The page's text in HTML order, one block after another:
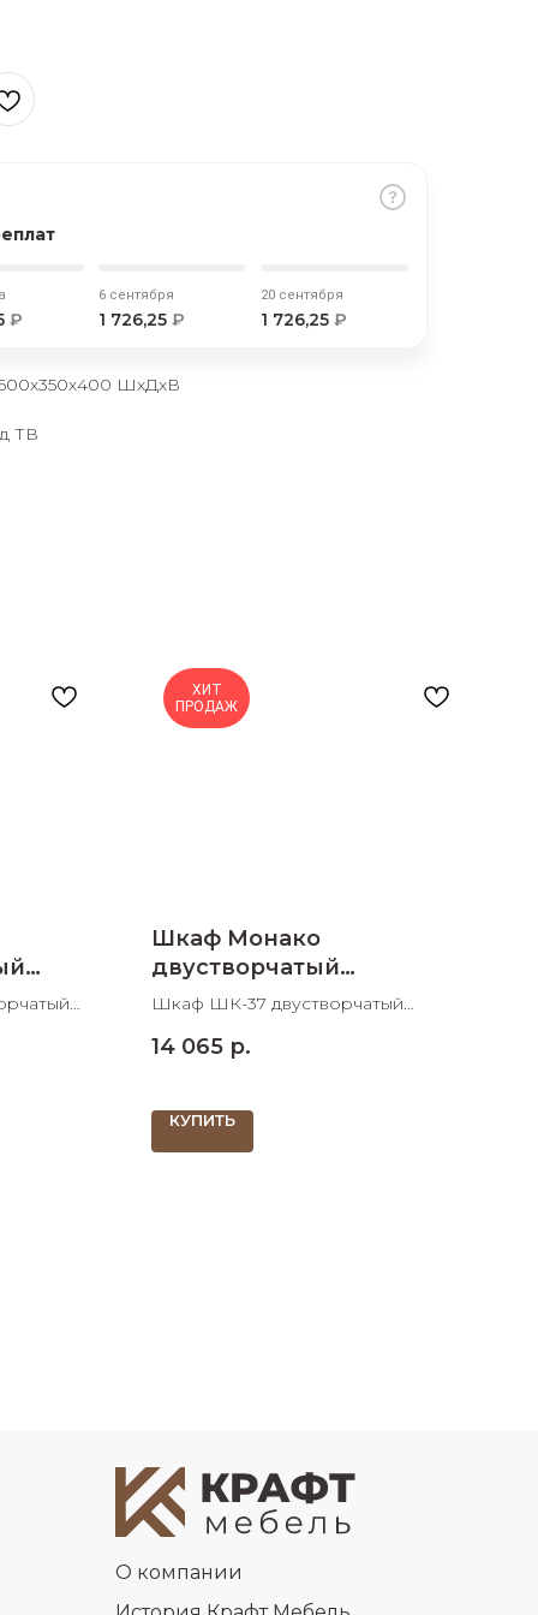
₽
6 сентября
1 726,25 ₽
20 сентября
1 726,25 ₽
ШхДхВ
ТВ
ХИТ
ПРОДАЖ
Шкаф Монако
двустворчатый
960х510х2200
Шкаф ШК-37 двустворчатый
14 065 р.
КУПИТЬ
О компании